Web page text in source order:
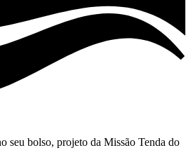
seu bolso, projeto da Missão Tenda do